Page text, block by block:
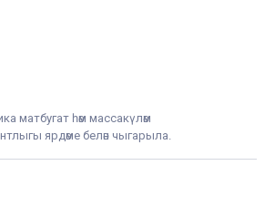
матбугат һәм массакүләм
ярдәме белән чыгарыла.